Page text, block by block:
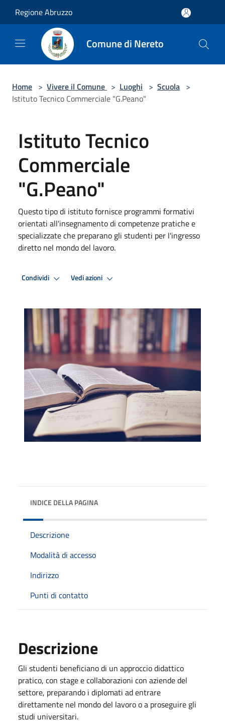
Regione Abruzzo
Comune di Nereto
Home > Vivere il Comune > Luoghi > Scuola >
Istituto Tecnico Commerciale "G.Peano"
Istituto Tecnico
Commerciale
"G.Peano"
Questo tipo di istituto fornisce programmi formativi
orientati all'insegnamento di competenze pratiche e
specializzate che preparano gli studenti per l'ingresso
diretto nel mondo del lavoro.
Condividi Vedi azioni
INDICE DELLA PAGINA
Descrizione
Modalità di accesso
Indirizzo
Punti di contatto
Descrizione
Gli studenti beneficiano di un approccio didattico
pratico, con stage e collaborazioni con aziende del
settore, preparando i diplomati ad entrare
direttamente nel mondo del lavoro o a proseguire gli
studi universitari.